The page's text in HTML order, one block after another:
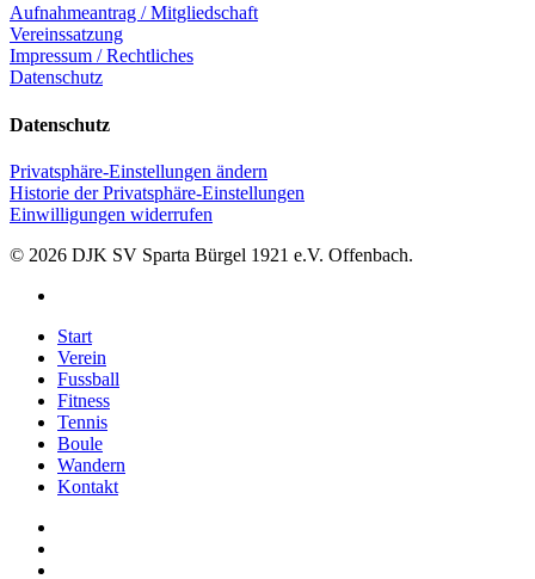
Aufnahmeantrag / Mitgliedschaft
Vereinssatzung
Impressum / Rechtliches
Datenschutz
Datenschutz
Privatsphäre-Einstellungen ändern
Historie der Privatsphäre-Einstellungen
Einwilligungen widerrufen
© 2026 DJK SV Sparta Bürgel 1921 e.V. Offenbach.
Close
Menu
Start
Verein
Fussball
Fitness
Tennis
Boule
Wandern
Kontakt